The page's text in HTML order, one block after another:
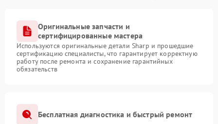
Оригинальные запчасти и
сертифицированные мастера
Используются оригинальные детали Sharp и прошедшие
сертификацию специалисты, что гарантирует корректную
работу после ремонта и сохранение гарантийных
обязательств
Бесплатная диагностика и быстрый ремонт